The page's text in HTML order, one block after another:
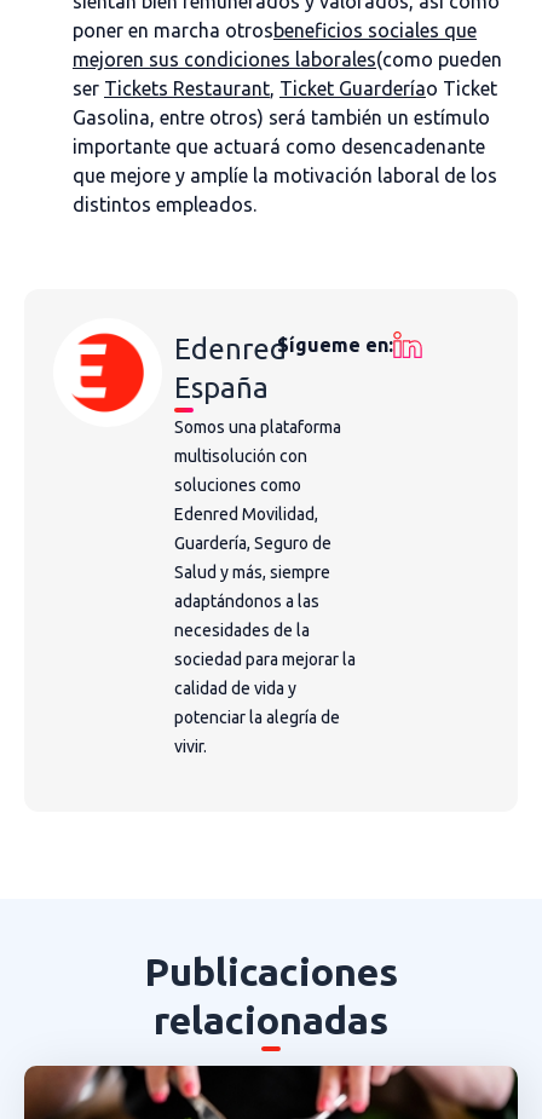
poner en marcha otrosbeneficios sociales que
mejoren sus condiciones laborales(como pueden
ser Tickets Restaurant, Ticket Guarderíao Ticket
Gasolina, entre otros) será también un estímulo
importante que actuará como desencadenante
que mejore y amplíe la motivación laboral de los
distintos empleados.
Edenred
España
Somos una plataforma
multisolución con
soluciones como
Edenred Movilidad,
Guardería, Seguro de
Salud y más, siempre
adaptándonos a las
necesidades de la
sociedad para mejorar la
calidad de vida y
potenciar la alegría de
vivir.
Sígueme en:
Publicaciones
relacionadas